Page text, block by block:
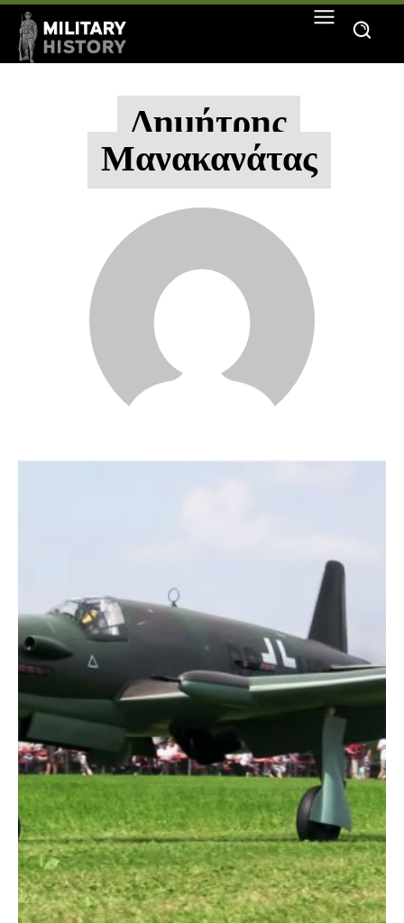
Δημήτρης
Μανακανάτας